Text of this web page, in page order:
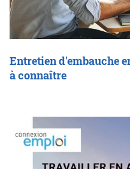
Entretien d'embauche
à connaître